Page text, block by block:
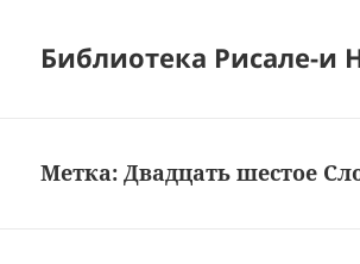
Библиотека Рисале-и
Метка:Двадцать шестое